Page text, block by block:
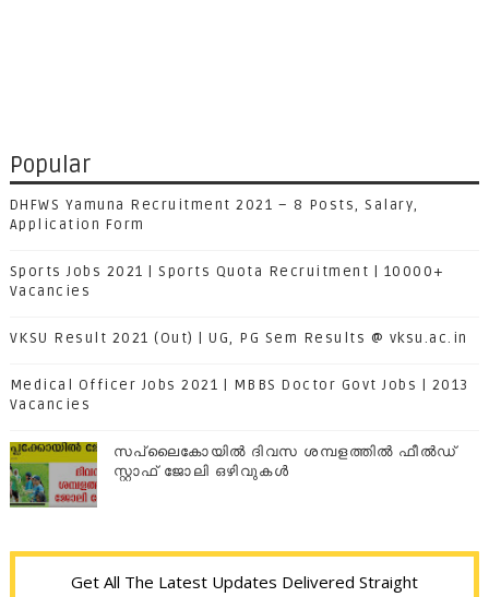
Popular
DHFWS Yamuna Recruitment 2021 – 8 Posts, Salary,
Application Form
Sports Jobs 2021 | Sports Quota Recruitment | 10000+
Vacancies
VKSU Result 2021 (Out) | UG, PG Sem Results @ vksu.ac.in
Medical Officer Jobs 2021 | MBBS Doctor Govt Jobs | 2013
Vacancies
സപ്ലൈകോയില്‍ ദിവസ ശമ്പളത്തിൽ ഫീല്‍ഡ്
സ്റ്റാഫ് ജോലി ഒഴിവുകൾ
Get All The Latest Updates Delivered Straight